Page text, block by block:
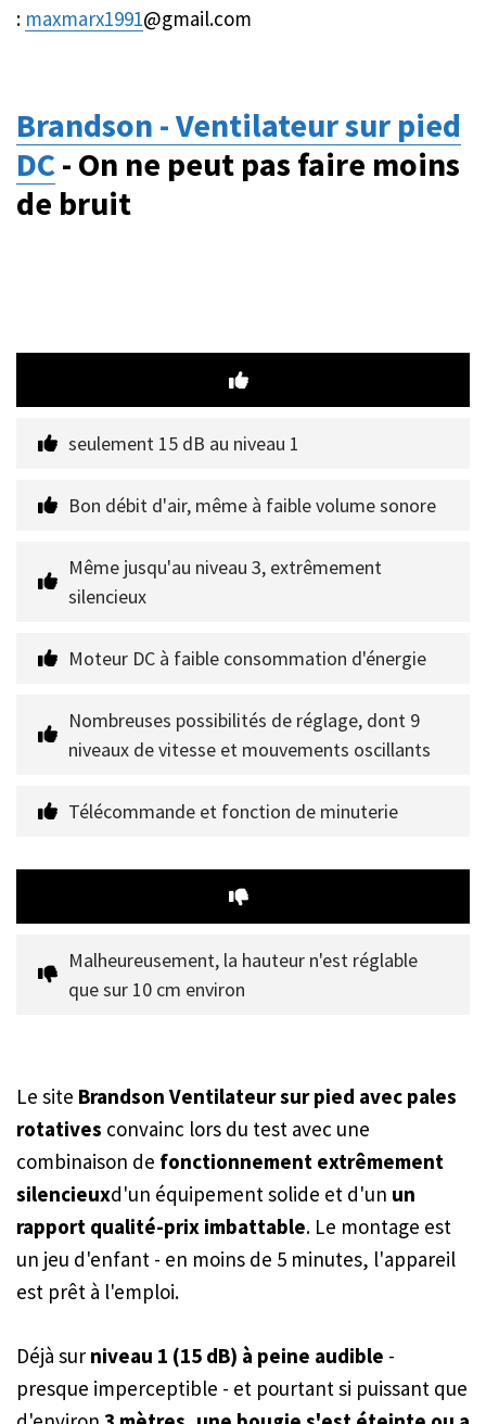
: maxmarx1991@gmail.com
Brandson - Ventilateur sur pied
DC- On ne peut pas faire moins
de bruit
seulement 15 dB au niveau 1
Bon débit d'air, même à faible volume sonore
Même jusqu'au niveau 3, extrêmement
silencieux
Moteur DC à faible consommation d'énergie
Nombreuses possibilités de réglage, dont 9
niveaux de vitesse et mouvements oscillants
Télécommande et fonction de minuterie
Malheureusement, la hauteur n'est réglable
que sur 10 cm environ
Le site Brandson Ventilateur sur pied avec pales
rotatives convainc lors du test avec une
combinaison de fonctionnement extrêmement
silencieuxd'un équipement solide et d'un un
rapport qualité-prix imbattable. Le montage est
un jeu d'enfant - en moins de 5 minutes, l'appareil
est prêt à l'emploi.
Déjà sur niveau 1 (15 dB) à peine audible -
presque imperceptible - et pourtant si puissant que